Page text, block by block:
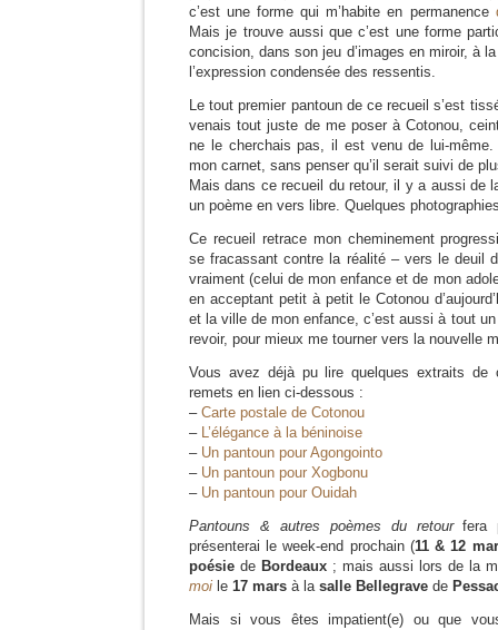
c’est une forme qui m’habite en permanence
Mais je trouve aussi que c’est une forme
concision, dans son jeu d’images en miroir, à
l’expression condensée des ressentis.
Le tout premier pantoun de ce recueil s’est
venais tout juste de me poser à Cotonou,
ne le cherchais pas, il est venu de lui-même.
mon carnet, sans penser qu’il serait suivi de
Mais dans ce recueil du retour, il y a aussi de
un poème en vers libre. Quelques
Ce recueil retrace mon cheminement
se fracassant contre la réalité – vers le deuil
vraiment (celui de mon enfance et de mon
en acceptant petit à petit le Cotonou
et la ville de mon enfance, c’est aussi à tout
revoir, pour mieux me tourner vers la nouvelle
Vous avez déjà pu lire quelques extraits
remets en lien ci-dessous :
– Carte postale de Cotonou
– L’élégance à la béninoise
– Un pantoun pour Agongointo
– Un pantoun pour Xogbonu
– Un pantoun pour Ouidah
Pantouns & autres poèmes du retourfera
présenterai le week-end prochain (11 & 12
poésie de Bordeaux ; mais aussi lors de la
moi le 17 mars à la salle Bellegrave de
Mais si vous êtes impatient(e) ou que